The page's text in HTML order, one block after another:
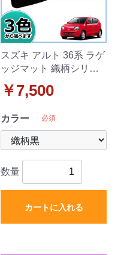
スズキ アルト 36系 ラゲ
ッジマット 織柄シリー
ダ キャロル
￥7,500
カラー 必須
数量
カートに入れる